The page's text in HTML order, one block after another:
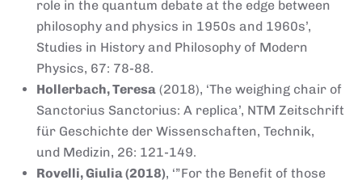
role in the quantum debate at the edge between
philosophy and physics in 1950s and 1960s’,
Studies in History and Philosophy of Modern
Physics, 67: 78-88.
Hollerbach, Teresa (2018), ‘The weighing chair of
Sanctorius Sanctorius: A replica’, NTM Zeitschrift
für Geschichte der Wissenschaften, Technik,
und Medizin, 26: 121-149.
Rovelli, Giulia (2018), ‘”For the Benefit of those